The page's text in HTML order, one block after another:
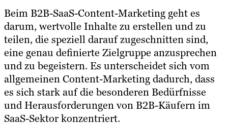
Beim B2B-SaaS-Content-Marketing geht es
darum, wertvolle Inhalte zu erstellen und zu
teilen, die speziell darauf zugeschnitten sind,
eine genau definierte Zielgruppe anzusprechen
und zu begeistern. Es unterscheidet sich vom
allgemeinen Content-Marketing dadurch, dass
es sich stark auf die besonderen Bedürfnisse
und Herausforderungen von B2B-Käufern im
SaaS-Sektor konzentriert.